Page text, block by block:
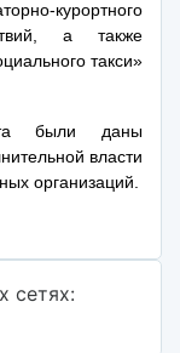
курортного
а также
такси»
были даны
власти
организаций.
сетях: